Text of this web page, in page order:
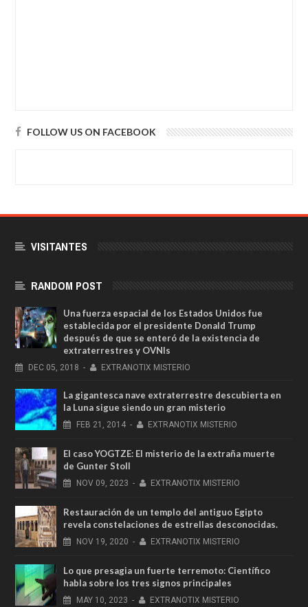
FOLLOW US ON FACEBOOK
VISITANTES
RANDOM POST
Una fuerza espacial de los Estados Unidos fue
establecida por el presidente Donald Trump
después de que se enteró de la existencia de
extraterrestres y OVNIs
DEC 05, 2018 - EXTRANOTIX MISTERIO
La gigantesca nave extraterrestre descubierta en
la Luna sigue siendo un gran misterio
FEB 21, 2014 - EXTRANOTIX MISTERIO
El caso YOGTZE: El misterio de la extraña muerte
de Gunter Stoll
NOV 09, 2023 - EXTRANOTIX MISTERIO
Restauración de un templo del antiguo Egipto
revela constelaciones de estrellas desconocidas.
NOV 19, 2020 - EXTRANOTIX MISTERIO
Lo que presagia un fuerte terremoto: Científico
habla sobre los tres signos principales
MAY 10, 2023 - EXTRANOTIX MISTERIO